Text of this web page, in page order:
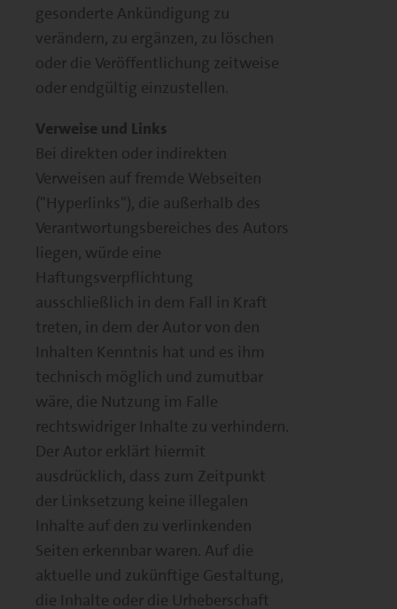
gesonderte Ankündigung zu
verändern, zu ergänzen, zu löschen
oder die Veröffentlichung zeitweise
oder endgültig einzustellen.
Verweise und Links
Bei direkten oder indirekten
Verweisen auf fremde Webseiten
("Hyperlinks"), die außerhalb des
Verantwortungsbereiches des Autors
liegen, würde eine
Haftungsverpflichtung
ausschließlich in dem Fall in Kraft
treten, in dem der Autor von den
Inhalten Kenntnis hat und es ihm
technisch möglich und zumutbar
wäre, die Nutzung im Falle
rechtswidriger Inhalte zu verhindern.
Der Autor erklärt hiermit
ausdrücklich, dass zum Zeitpunkt
der Linksetzung keine illegalen
Inhalte auf den zu verlinkenden
Seiten erkennbar waren. Auf die
aktuelle und zukünftige Gestaltung,
die Inhalte oder die Urheberschaft